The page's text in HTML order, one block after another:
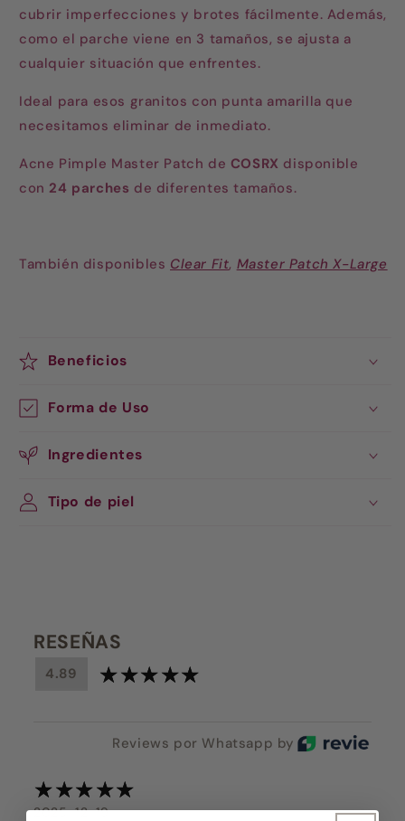
cubrir imperfecciones y brotes fácilmente. Además,
como el parche viene en 3 tamaños, se ajusta a
cualquier situación que enfrentes.
Ideal para esos granitos con punta amarilla que
necesitamos eliminar de inmediato.
Acne Pimple Master Patch de COSRX disponible
con 24 parches de diferentes tamaños.
También disponibles Clear Fit, Master Patch X-Large
Beneficios
Forma de Uso
Ingredientes
Tipo de piel
RESEÑAS
4.89
Reviews por Whatsapp by
2025-12-19